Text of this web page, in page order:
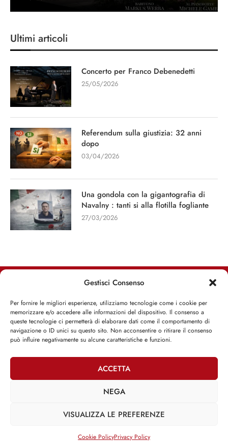
Gestisci Consenso
Per fornire le migliori esperienze, utilizziamo tecnologie come i cookie per
memorizzare e/o accedere alle informazioni del dispositivo. Il consenso a
queste tecnologie ci permetterà di elaborare dati come il comportamento di
navigazione o ID unici su questo sito. Non acconsentire o ritirare il consenso
può influire negativamente su alcune caratteristiche e funzioni.
ACCETTA
NEGA
VISUALIZZA LE PREFERENZE
Cookie PolicyPrivacy Policy
Referendum sulla giustizia: 32 anni
Una gondola con la gigantografia di
Navalny : tanti si alla flotilla fogliante
Iscriviti alla Newsletter
ISCRIVITI ADESSO
Twitter
–Cookie Policy